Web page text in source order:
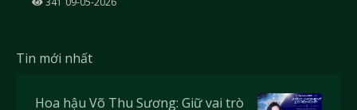
Tin mới nhất
Hoa hậu Võ Thu Sương: Giữ vai trò